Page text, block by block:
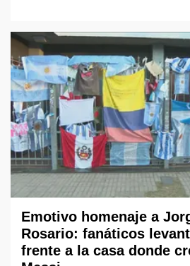
Emotivo homenaje a
Rosario: fanáticos
frente a la casa donde